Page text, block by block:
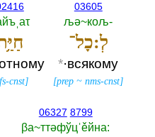
03605
љә~кољ-‎
לְ:כָל־
*·всякому
[prep ~nms-cnst]
cnst]
06327 8799
βа~ттәфўцˈěйна:‎